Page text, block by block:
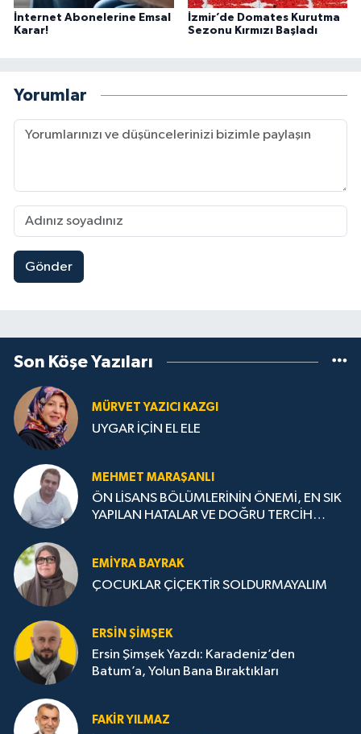
İnternet Abonelerine Emsal
Karar!
İzmir’de Domates Kurutma
Sezonu Kırmızı Başladı
Yorumlar
Gönder
Son Köşe Yazıları
MÜRVET YAZICI KAZGI
UYGAR İÇİN EL ELE
MEHMET MARAŞANLI
ÖN LİSANS BÖLÜMLERİNİN ÖNEMİ, EN SIK
YAPILAN HATALAR VE DOĞRU TERCİH
EMIYRA BAYRAK
ÇOCUKLAR ÇİÇEKTİR SOLDURMAYALIM
ERSIN ŞIMŞEK
Ersin Şimşek Yazdı: Karadeniz’den
Batum’a, Yolun Bana Bıraktıkları
FAKIR YILMAZ